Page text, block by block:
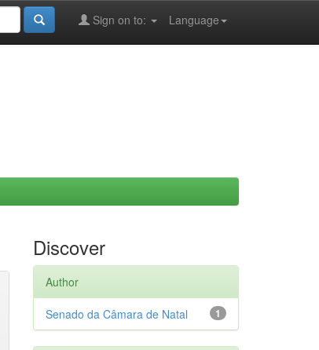
Language
Sign on to:
Discover
Author
1
Senado da Câmara de Natal